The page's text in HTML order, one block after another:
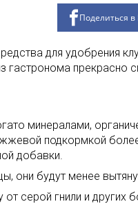
Поделиться в
для удобрения
прекрасно
минералами,
подкормкой
добавки.
они будут менее
серой гнили и